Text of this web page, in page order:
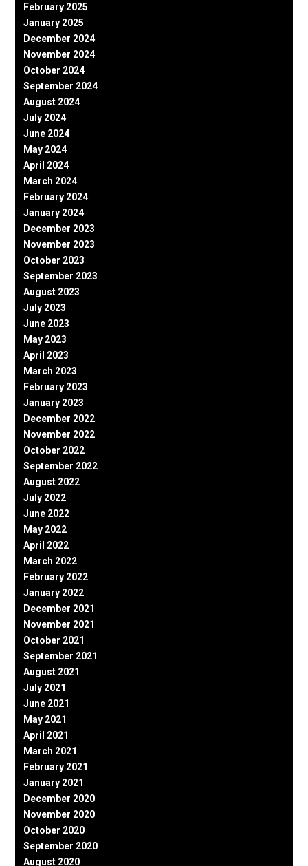
February 2025
January 2025
December 2024
November 2024
October 2024
September 2024
August 2024
July 2024
June 2024
May 2024
April 2024
March 2024
February 2024
January 2024
December 2023
November 2023
October 2023
September 2023
August 2023
July 2023
June 2023
May 2023
April 2023
March 2023
February 2023
January 2023
December 2022
November 2022
October 2022
September 2022
August 2022
July 2022
June 2022
May 2022
April 2022
March 2022
February 2022
January 2022
December 2021
November 2021
October 2021
September 2021
August 2021
July 2021
June 2021
May 2021
April 2021
March 2021
February 2021
January 2021
December 2020
November 2020
October 2020
September 2020
August 2020